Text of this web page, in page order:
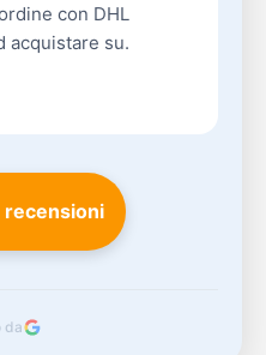
con DHL
acquistare su.
recensioni
da